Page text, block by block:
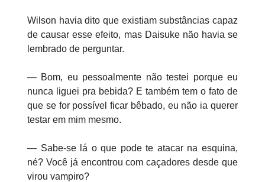
Wilson havia dito que existiam substâncias capaz
de causar esse efeito, mas Daisuke não havia se
lembrado de perguntar.
— Bom, eu pessoalmente não testei porque eu
nunca liguei pra bebida? E também tem o fato de
que se for possível ficar bêbado, eu não ia querer
testar em mim mesmo.
— Sabe-se lá o que pode te atacar na esquina,
né? Você já encontrou com caçadores desde que
virou vampiro?